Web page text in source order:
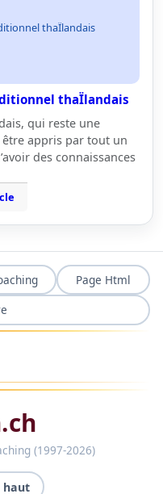
thaÏlandais
thaÏlandais
qui reste une
appris par tout un
des connaissances
Page Html
(1997-2026)
haut